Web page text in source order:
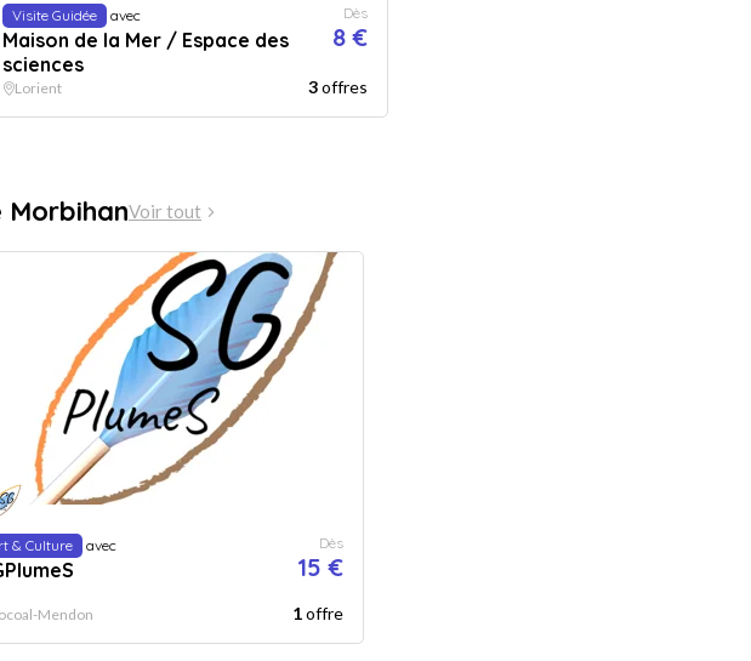
Visite Guidée avec
Maison de la Mer / Espace des
sciences
Dès
8 €
Lorient 3offres
Voir tout
& Culture avec Dès
15 €
Mendon 1offre